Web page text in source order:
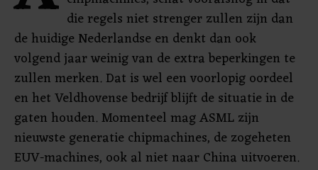
die regels niet strenger zullen zijn dan
de huidige Nederlandse en denkt dan ook
volgend jaar weinig van de extra beperkingen te
zullen merken. Dat is wel een voorlopig oordeel
en het Veldhovense bedrijf blijft de situatie in de
gaten houden. Momenteel mag ASML zijn
nieuwste generatie chipmachines, de zogeheten
EUV-machines, ook al niet naar China uitvoeren.